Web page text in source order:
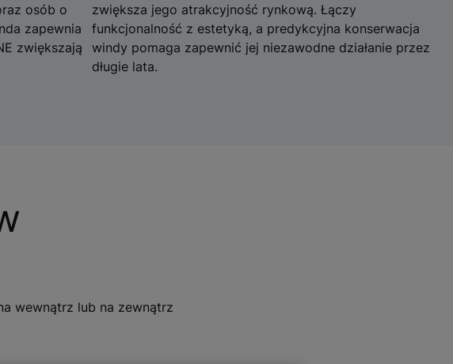
osób o
zapewnia
zwiększają
zwiększa jego atrakcyjność rynkową. Łączy
funkcjonalność z estetyką, a predykcyjna konserwacja
windy pomaga zapewnić jej niezawodne działanie przez
długie lata.
wewnątrz lub na zewnątrz